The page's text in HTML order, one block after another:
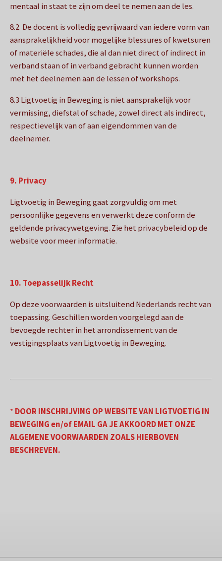
mentaal in staat te zijn om deel te nemen aan de les.
8.2 De docent is volledig gevrijwaard van iedere vorm van
aansprakelijkheid voor mogelijke blessures of kwetsuren
of materiële schades, die al dan niet direct of indirect in
verband staan of in verband gebracht kunnen worden
met het deelnemen aan de lessen of workshops.
8.3 Ligtvoetig in Beweging is niet aansprakelijk voor
vermissing, diefstal of schade, zowel direct als indirect,
respectievelijk van of aan eigendommen van de
deelnemer.
9. Privacy
Ligtvoetig in Beweging gaat zorgvuldig om met
persoonlijke gegevens en verwerkt deze conform de
geldende privacywetgeving. Zie het privacybeleid op de
website voor meer informatie.
10. Toepasselijk Recht
Op deze voorwaarden is uitsluitend Nederlands recht van
toepassing. Geschillen worden voorgelegd aan de
bevoegde rechter in het arrondissement van de
vestigingsplaats van Ligtvoetig in Beweging.
* DOOR INSCHRIJVING OP WEBSITE VAN LIGTVOETIG IN
BEWEGING en/of EMAIL GA JE AKKOORD MET ONZE
ALGEMENE VOORWAARDEN ZOALS HIERBOVEN
BESCHREVEN.